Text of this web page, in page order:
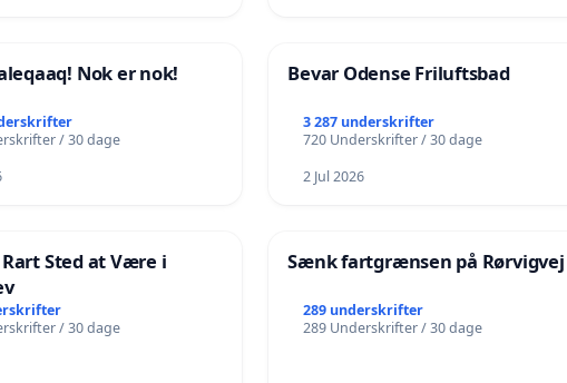
Nok er nok!
/ 30 dage
Bevar Odense Friluftsbad
3 287 underskrifter
720 Underskrifter / 30 dage
2 Jul 2026
Rart Sted at Være i
/ 30 dage
Sænk fartgrænsen på Rørvigvej
289 underskrifter
289 Underskrifter / 30 dage